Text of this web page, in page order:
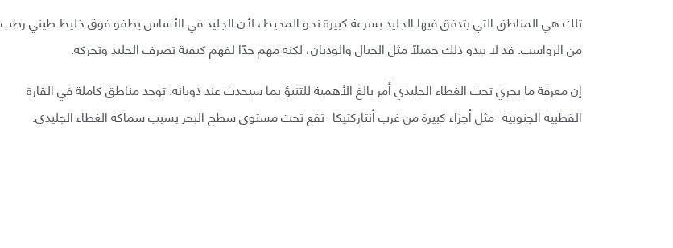
تلك هي المناطق التي يتدفق فيها الجليد بسرعة كبيرة نحو المحيط، لأن الجليد في الأساس يطفو فوق خليط طيني رطب
من الرواسب. قد لا يبدو ذلك جميلًا مثل الجبال والوديان، لكنه مهم جدًا لفهم كيفية تصرف الجليد وتحركه.
إن معرفة ما يجري تحت الغطاء الجليدي أمر بالغ الأهمية للتنبؤ بما سيحدث عند ذوبانه. توجد مناطق كاملة في القارة
القطبية الجنوبية -مثل أجزاء كبيرة من غرب أنتاركتيكا- تقع تحت مستوى سطح البحر بسبب سماكة الغطاء الجليدي.